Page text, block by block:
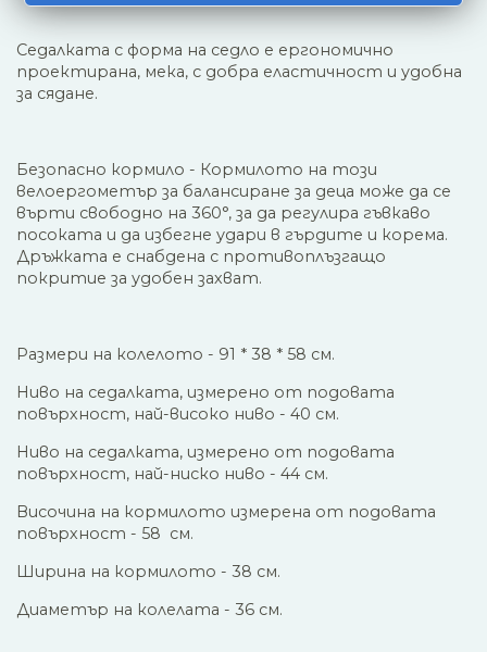
Седалката с форма на седло е ергономично
проектирана, мека, с добра еластичност и удобна
за сядане.
Безопасно кормило - Кормилото на този
велоергометър за балансиране за деца може да се
върти свободно на 360°, за да регулира гъвкаво
посоката и да избегне удари в гърдите и корема.
Дръжката е снабдена с противоплъзгащо
покритие за удобен захват.
Размери на колелото - 91 * 38 * 58 см.
Ниво на седалката, измерено от подовата
повърхност, най-високо ниво - 40 см.
Ниво на седалката, измерено от подовата
повърхност, най-ниско ниво - 44 см.
Височина на кормилото измерена от подовата
повърхност - 58 см.
Ширина на кормилото - 38 см.
Диаметър на колелата - 36 см.